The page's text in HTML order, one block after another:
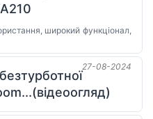
широкий функціонал,
27-08-2024